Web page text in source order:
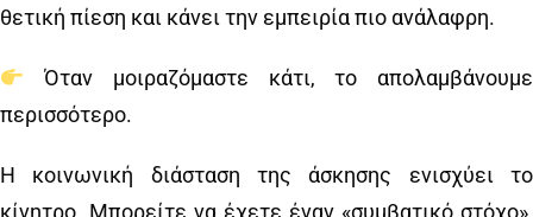
θετική πίεση και κάνει την εμπειρία πιο ανάλαφρη.
Όταν μοιραζόμαστε κάτι, το απολαμβάνουμε
περισσότερο.
Η κοινωνική διάσταση της άσκησης ενισχύει το
κίνητρο. Μπορείτε να έχετε έναν «συμβατικό στόχο»,